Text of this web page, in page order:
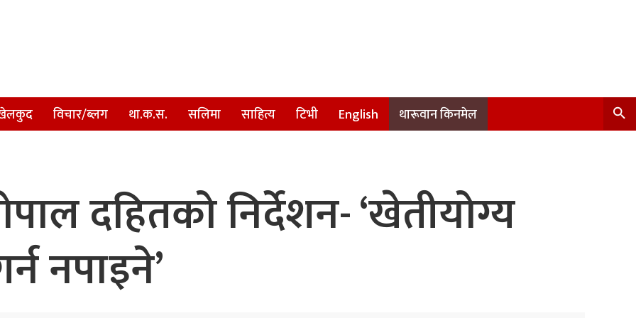
विचार/ब्लग था.क.स. सलिमा साहित्य टिभी English थारूवान किनमेल
दहितको निर्देशन- ‘खेतीयोग्य
नपाइने’